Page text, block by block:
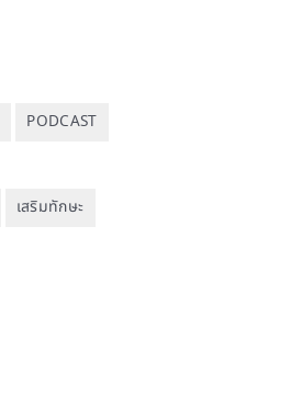
PODCAST
เสริมทักษะ